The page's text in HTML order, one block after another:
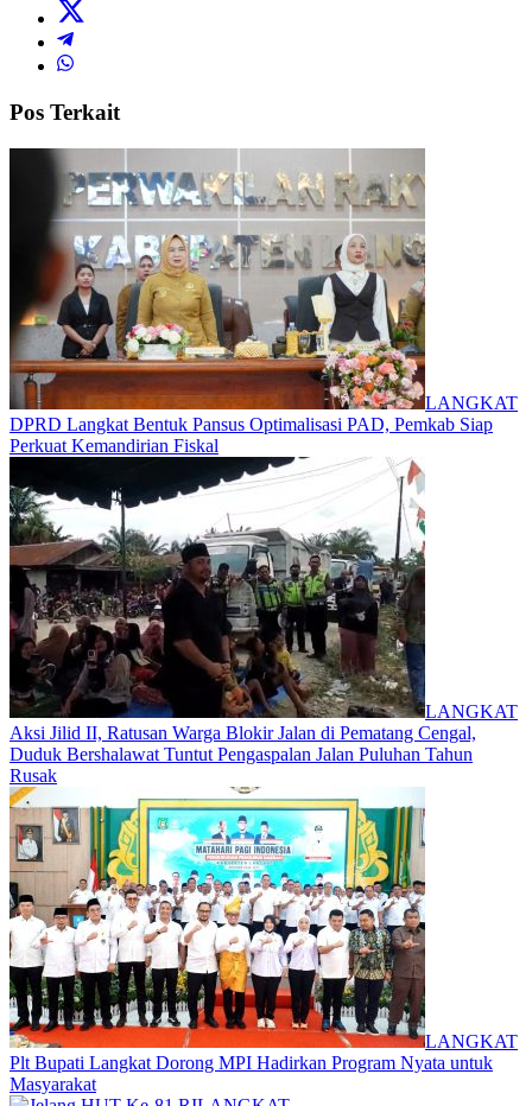
Pos Terkait
LANGKAT
DPRD Langkat Bentuk Pansus Optimalisasi PAD, Pemkab Siap
Perkuat Kemandirian Fiskal
LANGKAT
Aksi Jilid II, Ratusan Warga Blokir Jalan di Pematang Cengal,
Duduk Bershalawat Tuntut Pengaspalan Jalan Puluhan Tahun
Rusak
LANGKAT
Plt Bupati Langkat Dorong MPI Hadirkan Program Nyata untuk
Masyarakat